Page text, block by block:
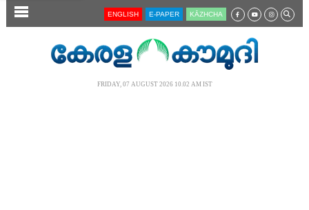
SECTIONS ENGLISH E-PAPER KĀZHCHA
FRIDAY, 07 AUGUST 2026 10.02 AM IST